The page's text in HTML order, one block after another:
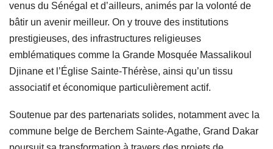
venus du Sénégal et d’ailleurs, animés par la volonté de
bâtir un avenir meilleur. On y trouve des institutions
prestigieuses, des infrastructures religieuses
emblématiques comme la Grande Mosquée Massalikoul
Djinane et l’Église Sainte-Thérèse, ainsi qu’un tissu
associatif et économique particulièrement actif.
Soutenue par des partenariats solides, notamment avec la
commune belge de Berchem Sainte-Agathe, Grand Dakar